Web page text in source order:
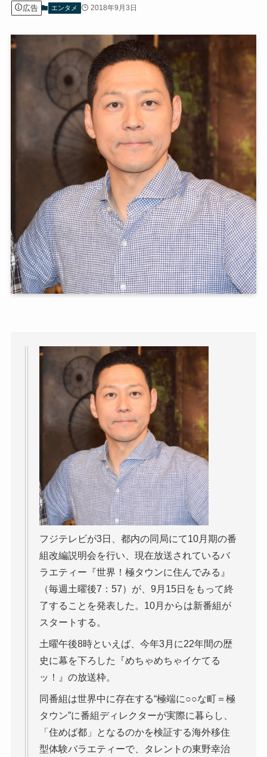
広告 エンタメ 2018年9月3日
フジテレビが3日、都内の同局にて10月期の番
組改編説明会を行い、現在放送されているバ
ラエティー『世界！極タウンに住んでみる』
（毎週土曜後7：57）が、9月15日をもって終
了することを発表した。10月からは新番組が
スタートする。
土曜午後8時といえば、今年3月に22年間の歴
史に幕を下ろした『めちゃめちゃイケてる
ッ！』の放送枠。
同番組は世界中に存在する“極端に○○な町＝極
タウン”に番組ディレクターが実際に暮らし、
「住めば都」となるのかを検証する海外移住
型体験バラエティーで、タレントの東野幸治